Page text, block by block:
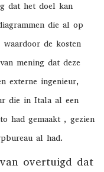
dat het doel kan
die al op
de kosten
mening dat deze
externe ingenieur,
die in Itala al een
had gemaakt , gezien
al had.
overtuigd dat